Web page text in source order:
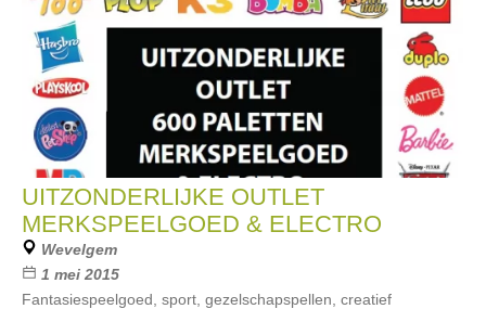
UITZONDERLIJKE OUTLET
MERKSPEELGOED & ELECTRO
Wevelgem
1 mei 2015
Fantasiespeelgoed, sport, gezelschapspellen, creatief